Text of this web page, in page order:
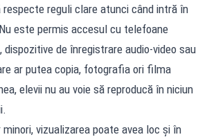
respecte reguli clare atunci când intră în
este permis accesul cu telefoane
de înregistrare audio-video sau
ar putea copia, fotografia ori filma
elevii nu au voie să reproducă în niciun
vizualizarea poate avea loc și în